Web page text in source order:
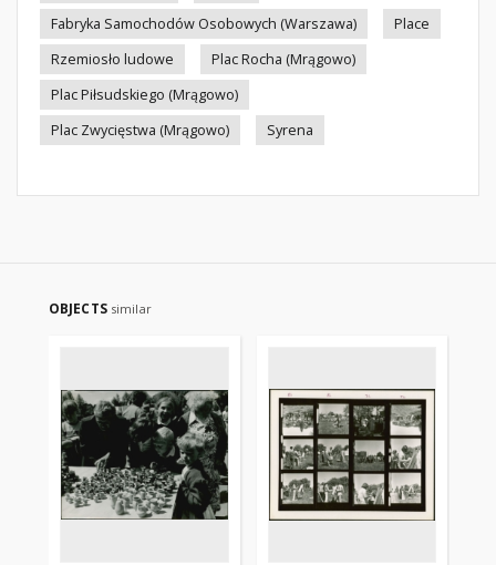
Fabryka Samochodów Osobowych (Warszawa)
Place
Rzemiosło ludowe
Plac Rocha (Mrągowo)
Plac Piłsudskiego (Mrągowo)
Plac Zwycięstwa (Mrągowo)
Syrena
OBJECTS similar